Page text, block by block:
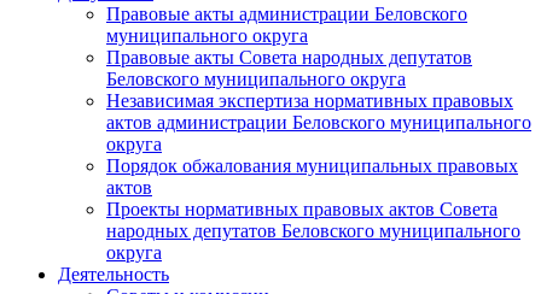
Правовые акты администрации Беловского
муниципального округа
Правовые акты Совета народных депутатов
Беловского муниципального округа
Независимая экспертиза нормативных правовых
актов администрации Беловского муниципального
округа
Порядок обжалования муниципальных правовых
актов
Проекты нормативных правовых актов Совета
народных депутатов Беловского муниципального
округа
Деятельность